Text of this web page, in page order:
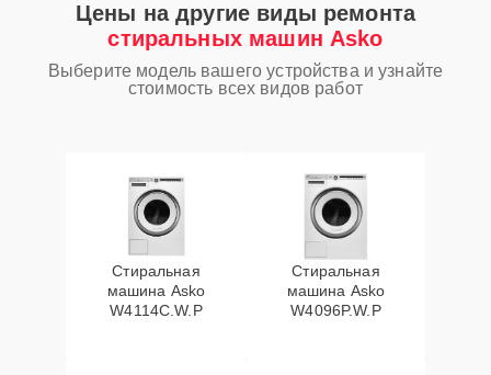
Цены на другие виды ремонта
стиральных машин Asko
Выберите модель вашего устройства и узнайте
стоимость всех видов работ
Стиральная
машина Asko
W4114C.W.P
Стиральная
машина Asko
W4096P.W.P